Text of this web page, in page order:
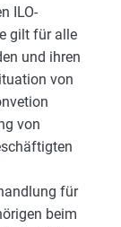
ILO-
gilt für alle
und ihren
von
von
für
beim